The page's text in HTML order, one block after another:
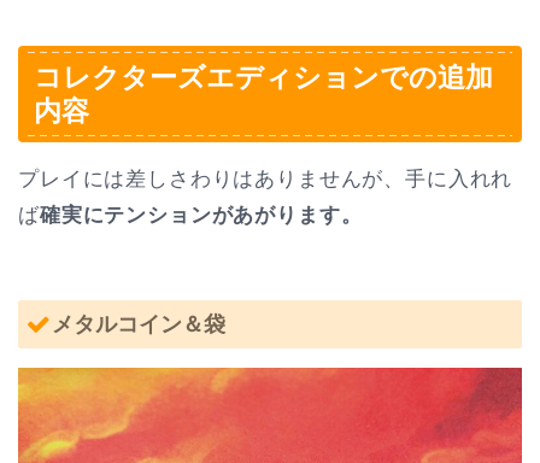
コレクターズエディションでの追加
内容
プレイには差しさわりはありませんが、手に入れれ
ば確実にテンションがあがります。
メタルコイン＆袋